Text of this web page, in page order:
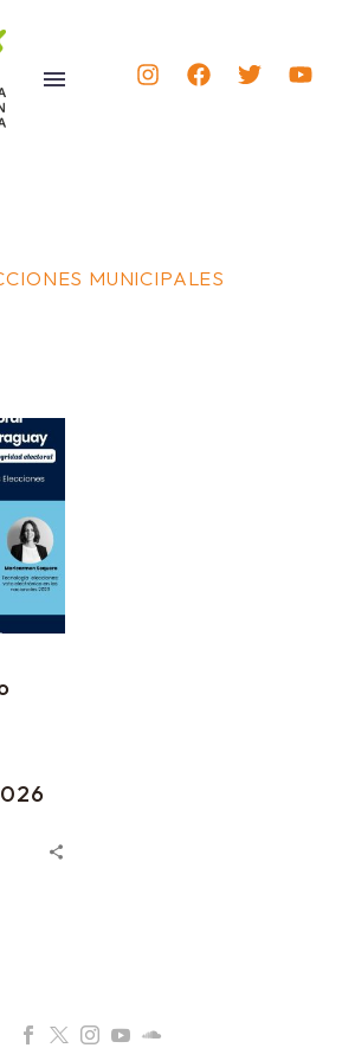
MUNICIPALES